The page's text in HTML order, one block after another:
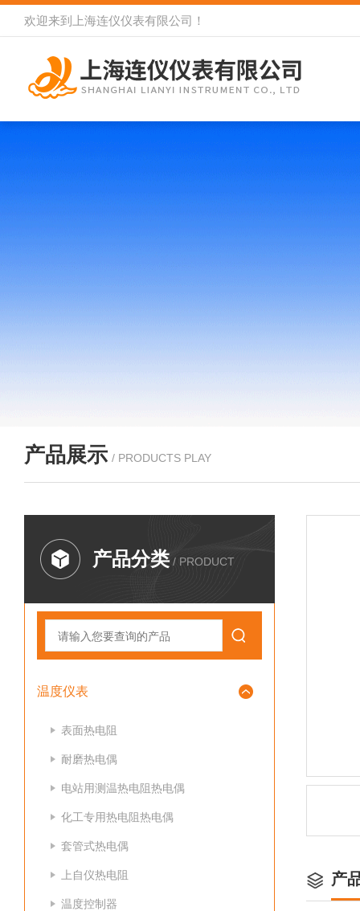
欢迎来到 上海连仪仪表有限公司 ！
产品展示 / PRODUCTS PLAY
产品分类 / PRODUCT
温度仪表
表面热电阻
耐磨热电偶
电站用测温热电阻热电偶
化工专用热电阻热电偶
套管式热电偶
上自仪热电阻
温度控制器
产